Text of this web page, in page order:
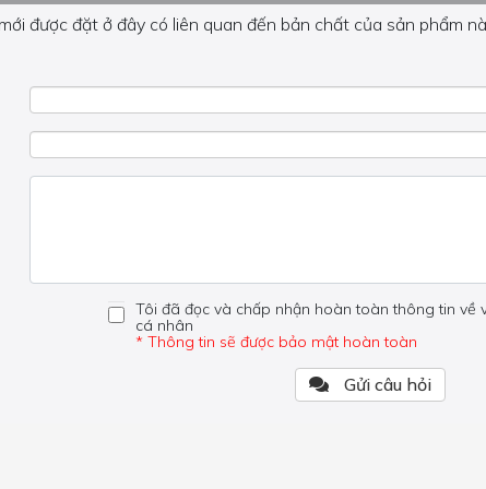
được đặt ở đây có liên quan đến bản chất của sản phẩm
phần khác, vui lòng không đặt câu hỏi của bạn ở đây mà
Tôi đã đọc và chấp nhận hoàn toàn thông tin về
cá nhân
* Thông tin sẽ được bảo mật hoàn toàn
Gửi câu hỏi